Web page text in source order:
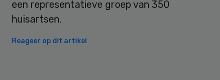
een representatieve groep van 350
huisartsen.
Reageer op dit artikel